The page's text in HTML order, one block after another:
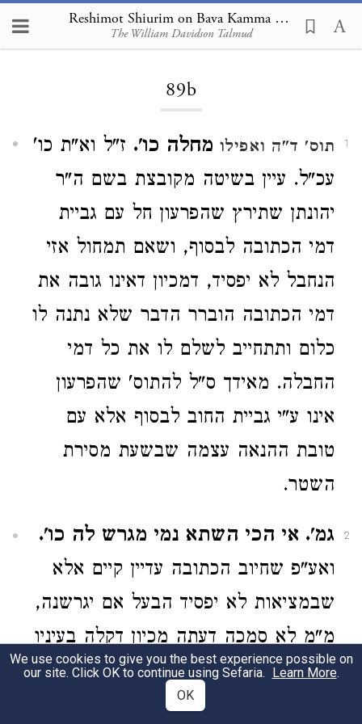
Reshimot Shiurim on Bava Kamma 89b
The William Davidson Talmud
Loading...
89b
1 תוס' ד"ה ואפילו מחלה כו'. ז"ל וא"ת כו'
עכ"ל. עיין בשיטה מקובצת בשם ה"ר
יהונתן שתירץ שהפרעון חל עם גביית
דמי הכתובה לבסוף, ושאם תמחול אזי
הנחבל לא יפסיד, דמכיון דאינו גובה את
דמי הכתובה הוברר הדבר שלא נתנה לו
כלום ותתחייב לשלם לו את כל דמי
החבלה. מאידך ס"ל להתוס' שהפרעון
אינו ע"י גביית החוב לבסוף אלא עם
טובת ההנאה עצמה שבשעת מסירת
השטר.
2
גמ'. אי הכי השתא נמי מגרש לה כו'.
ואע"פ שחיוב הכתובה עדיין קיים אלא
שבמציאות לא יפסיד הבעל אם יגרשנה,
מ"מ לא סמכה דעתה מכיון דקלה בעיניו
להוציאה. וממילא חל הדין השני דר"מ
הנ"ל דצניעות, דאע"פ שעצם האישות
We use cookies to give you the best experience possible on
our site. Click OK to continue using Sefaria. Learn More.
OK